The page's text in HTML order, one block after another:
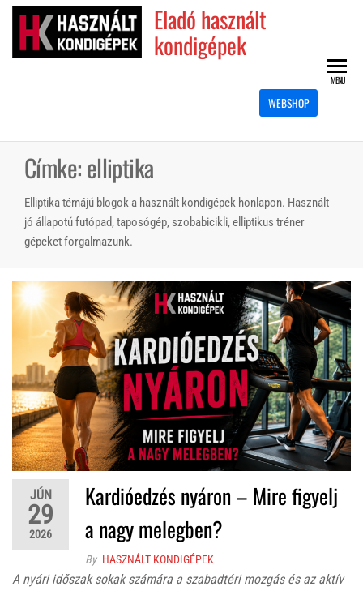
Skip
Eladó használt
kondigépek
WEBSHOP
MENU
Címke:elliptika
Elliptika témájú blogok a használt kondigépek honlapon. Használt
jó állapotú futópad, taposógép, szobabicikli, elliptikus tréner
gépeket forgalmazunk.
JÚN
29
2026
Kardióedzés nyáron – Mire figyelj
a nagy melegben?
By HASZNÁLT KONDIGÉPEK
A nyári időszak sokak számára a szabadtéri mozgás és az aktív